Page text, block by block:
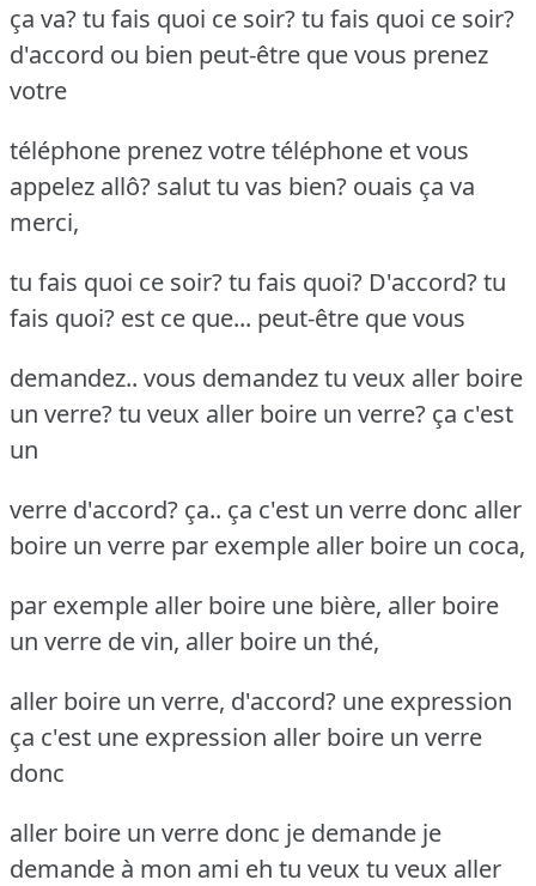
ça va? tu fais quoi ce soir? tu fais quoi ce soir?
d'accord ou bien peut-être que vous prenez
votre
téléphone prenez votre téléphone et vous
appelez allô? salut tu vas bien? ouais ça va
merci,
tu fais quoi ce soir? tu fais quoi? D'accord? tu
fais quoi? est ce que... peut-être que vous
demandez.. vous demandez tu veux aller boire
un verre? tu veux aller boire un verre? ça c'est
un
verre d'accord? ça.. ça c'est un verre donc aller
boire un verre par exemple aller boire un coca,
par exemple aller boire une bière, aller boire
un verre de vin, aller boire un thé,
aller boire un verre, d'accord? une expression
ça c'est une expression aller boire un verre
donc
aller boire un verre donc je demande je
demande à mon ami eh tu veux tu veux aller